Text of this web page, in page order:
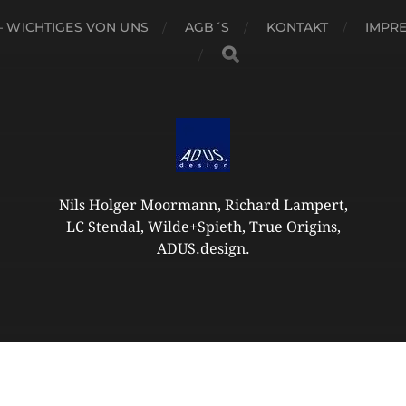
WICHTIGES VON UNS AGB´S KONTAKT
Nils Holger Moormann, Richard Lampert,
LC Stendal, Wilde+Spieth, True Origins,
ADUS.design.